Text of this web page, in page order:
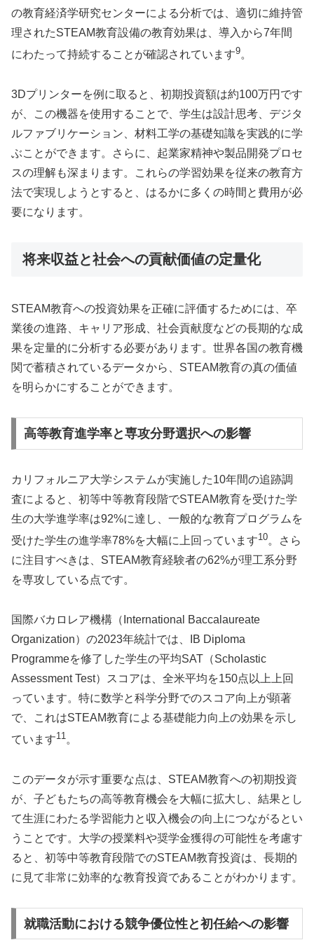
の教育経済学研究センターによる分析では、適切に維持管
理されたSTEAM教育設備の教育効果は、導入から7年間
にわたって持続することが確認されています9。
3Dプリンターを例に取ると、初期投資額は約100万円です
が、この機器を使用することで、学生は設計思考、デジタ
ルファブリケーション、材料工学の基礎知識を実践的に学
ぶことができます。さらに、起業家精神や製品開発プロセ
スの理解も深まります。これらの学習効果を従来の教育方
法で実現しようとすると、はるかに多くの時間と費用が必
要になります。
将来収益と社会への貢献価値の定量化
STEAM教育への投資効果を正確に評価するためには、卒
業後の進路、キャリア形成、社会貢献度などの長期的な成
果を定量的に分析する必要があります。世界各国の教育機
関で蓄積されているデータから、STEAM教育の真の価値
を明らかにすることができます。
高等教育進学率と専攻分野選択への影響
カリフォルニア大学システムが実施した10年間の追跡調
査によると、初等中等教育段階でSTEAM教育を受けた学
生の大学進学率は92%に達し、一般的な教育プログラムを
受けた学生の進学率78%を大幅に上回っています10。さら
に注目すべきは、STEAM教育経験者の62%が理工系分野
を専攻している点です。
国際バカロレア機構（International Baccalaureate
Organization）の2023年統計では、IB Diploma
Programmeを修了した学生の平均SAT（Scholastic
Assessment Test）スコアは、全米平均を150点以上上回
っています。特に数学と科学分野でのスコア向上が顕著
で、これはSTEAM教育による基礎能力向上の効果を示し
ています11 。
このデータが示す重要な点は、STEAM教育への初期投資
が、子どもたちの高等教育機会を大幅に拡大し、結果とし
て生涯にわたる学習能力と収入機会の向上につながるとい
うことです。大学の授業料や奨学金獲得の可能性を考慮す
ると、初等中等教育段階でのSTEAM教育投資は、長期的
に見て非常に効率的な教育投資であることがわかります。
就職活動における競争優位性と初任給への影響